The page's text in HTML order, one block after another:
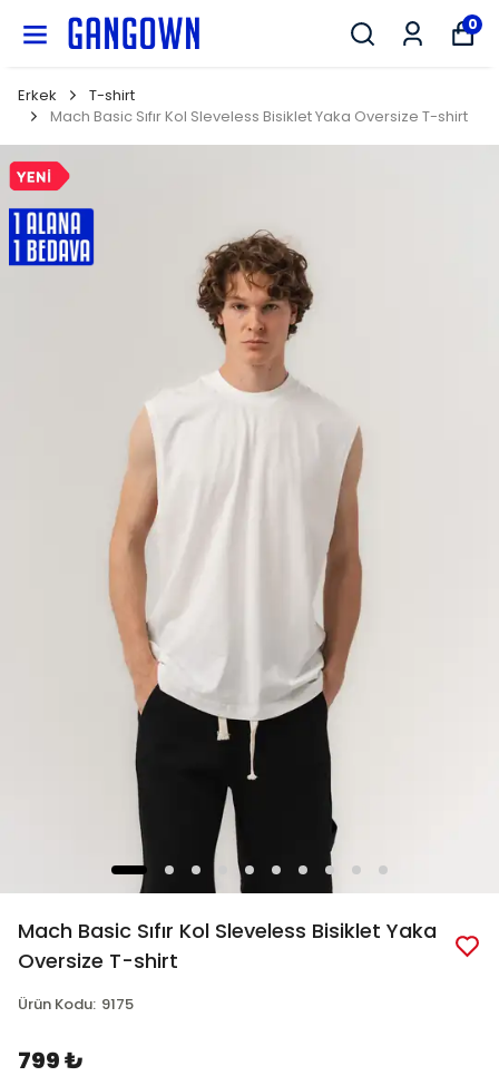
0
Erkek
T-shirt
Mach Basic Sıfır Kol Sleveless Bisiklet Yaka Oversize T-shirt
Mach Basic Sıfır Kol Sleveless Bisiklet Yaka
Oversize T-shirt
Ürün Kodu: 9175
799 ₺